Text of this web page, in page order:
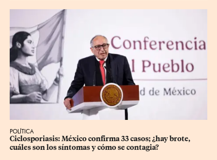
POLÍTICA
Ciclosporiasis: México confirma 33 casos; ¿hay brote,
cuáles son los síntomas y cómo se contagia?